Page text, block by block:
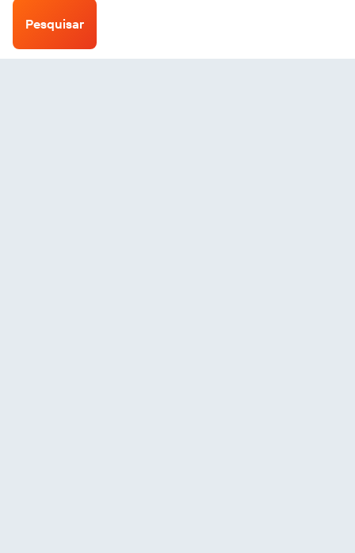
Pesquisar